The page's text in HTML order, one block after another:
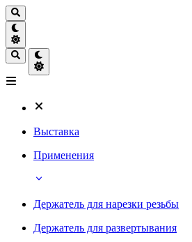
Выставка
Применения
Держатель для нарезки резьбы
Держатель для развертывания